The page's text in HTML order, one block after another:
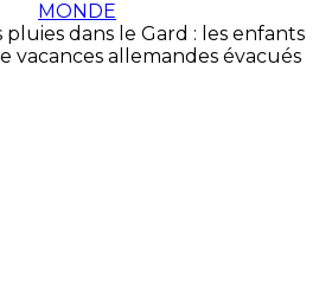
MONDE
dans le Gard : les enfants
vacances allemandes évacués